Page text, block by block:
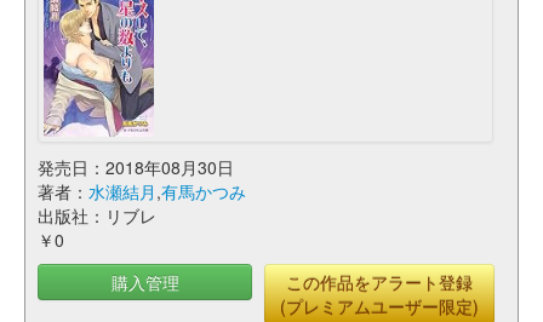
発売日：2018年08月30日
著者： 水瀬結月 ,有馬かつみ
出版社：リブレ
￥0
購入管理
この作品をアラート登録
(プレミアムユーザー限定)